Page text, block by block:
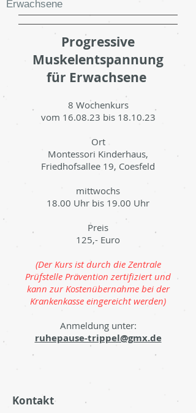
Erwachsene
Progressive
Muskelentspannung
für Erwachsene
8 Wochenkurs
vom 16.08.23 bis 18.10.23
Ort
Montessori Kinderhaus,
Friedhofsallee 19, Coesfeld
mittwochs
18.00 Uhr bis 19.00 Uhr
Preis
125,- Euro
(Der Kurs ist durch die Zentrale
Prüfstelle Prävention zertifiziert und
kann zur Kostenübernahme bei der
Krankenkasse eingereicht werden)
Anmeldung unter:
ruhepause-trippel@gmx.de
Kontakt